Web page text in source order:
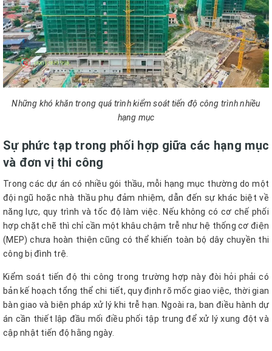
Những khó khăn trong quá trình kiểm soát tiến độ công trình nhiều
hạng mục
Sự phức tạp trong phối hợp giữa các hạng mục
và đơn vị thi công
Trong các dự án có nhiều gói thầu, mỗi hạng mục thường do một
đội ngũ hoặc nhà thầu phụ đảm nhiệm, dẫn đến sự khác biệt về
năng lực, quy trình và tốc độ làm việc. Nếu không có cơ chế phối
hợp chặt chẽ thì chỉ cần một khâu chậm trễ như hệ thống cơ điện
(MEP) chưa hoàn thiện cũng có thể khiến toàn bộ dây chuyền thi
công bị đình trệ.
Kiểm soát tiến độ thi công trong trường hợp này đòi hỏi phải có
bản kế hoạch tổng thể chi tiết, quy định rõ mốc giao việc, thời gian
bàn giao và biện pháp xử lý khi trễ hạn. Ngoài ra, ban điều hành dự
án cần thiết lập đầu mối điều phối tập trung để xử lý xung đột và
cập nhật tiến độ hằng ngày.